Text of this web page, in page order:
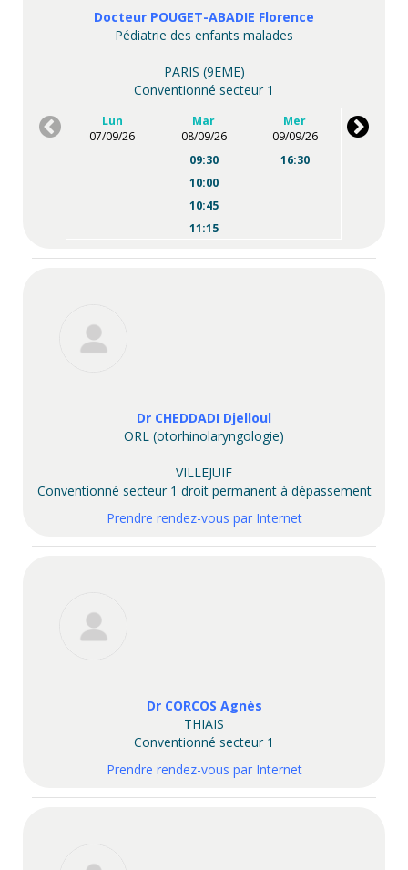
Docteur POUGET-ABADIE Florence
Pédiatrie des enfants malades
PARIS (9EME)
Conventionné secteur 1
Lun
07/09/26
Mar
08/09/26
Mer
09/09/26
09:30
10:00
10:45
11:15
16:30
Dr CHEDDADI Djelloul
ORL (otorhinolaryngologie)
VILLEJUIF
Conventionné secteur 1 droit permanent à dépassement
Prendre rendez-vous par Internet
Dr CORCOS Agnès
THIAIS
Conventionné secteur 1
Prendre rendez-vous par Internet